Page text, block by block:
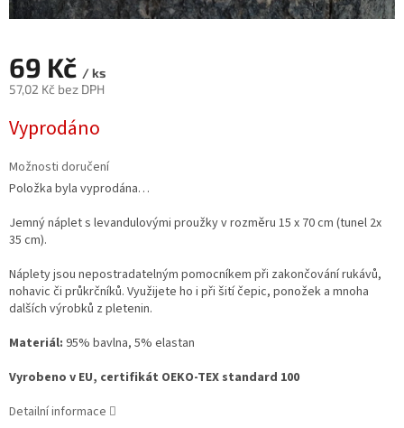
69 Kč / ks
57,02 Kč bez DPH
cena:
Vyprodáno
Možnosti doručení
Položka byla vyprodána…
Jemný náplet s levandulovými proužky v rozměru 15 x 70 cm (tunel 2x
35 cm).
Náplety jsou nepostradatelným pomocníkem při zakončování rukávů,
nohavic či průkrčníků. Využijete ho i při šití čepic, ponožek a mnoha
dalších výrobků z pletenin.
Materiál: 95% bavlna, 5% elastan
Vyrobeno v EU, certifikát OEKO-TEX standard 100
Detailní informace